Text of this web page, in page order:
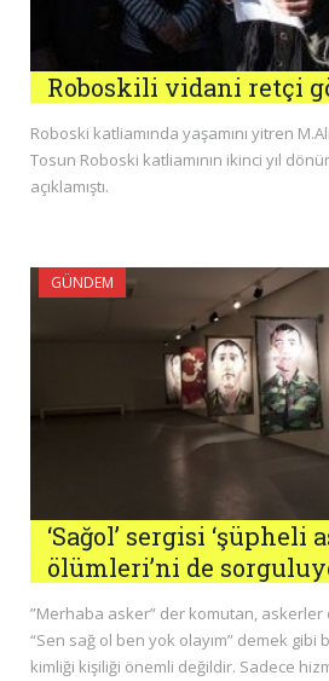
Roboskili vidani retçi
Roboski katliamında yaşamını yitren
Tosun Roboski katliamının ikinci yıl
açıklamıştı.
GÜNDEM
‘Sağol’ sergisi ‘şüpheli
ölümleri’ni de
”Merhaba asker” der komutan, askerler
“Sen sağ ol ben yok olayım” demek gibi
kimliği kişiliği önemli değildir. Sadece